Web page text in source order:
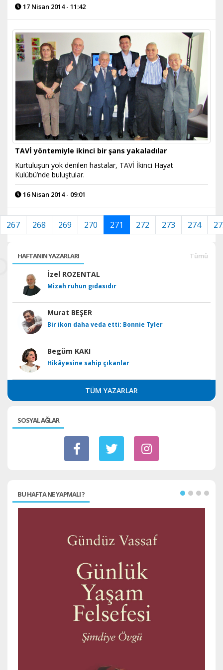
17 Nisan 2014 - 11:42
TAVİ yöntemiyle ikinci bir şans yakaladılar
Kurtuluşun yok denilen hastalar, TAVİ İkinci Hayat
Kulübü’nde buluştular.
16 Nisan 2014 - 09:01
267 268 269 270 271 272 273 274
HAFTANIN YAZARLARI Tümü
İzel ROZENTAL
Mizah ruhun gıdasıdır
Murat BEŞER
Bir ikon daha veda etti: Bonnie Tyler
Begüm KAKI
Hikâyesine sahip çıkanlar
TÜM YAZARLAR
SOSYAL AĞLAR
BU HAFTA NE YAPMALI ?